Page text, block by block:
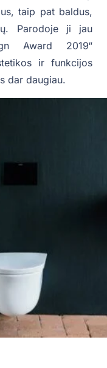
taip pat baldus,
Parodoje ji jau
Award 2019“
ir funkcijos
dar daugiau.